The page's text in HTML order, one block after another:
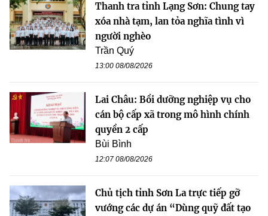
Thanh tra tỉnh Lạng Sơn: Chung tay
xóa nhà tạm, lan tỏa nghĩa tình vì
người nghèo
Trần Quý
13:00 08/08/2026
Lai Châu: Bồi dưỡng nghiệp vụ cho
cán bộ cấp xã trong mô hình chính
quyền 2 cấp
Bùi Bình
12:07 08/08/2026
Chủ tịch tỉnh Sơn La trực tiếp gỡ
vướng các dự án “Dùng quỹ đất tạo